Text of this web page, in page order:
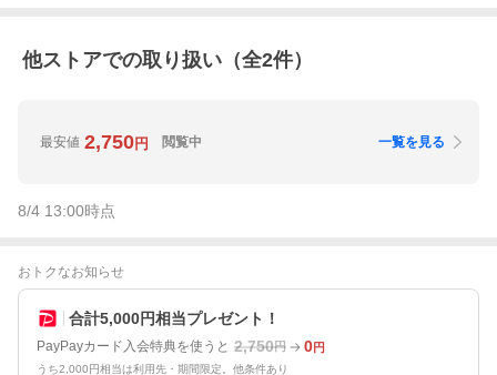
他ストアでの取り扱い（全2件）
最安値 2,750円 閲覧中 一覧を見る
8/4 13:00時点
おトクなお知らせ
合計5,000円相当プレゼント！
PayPayカード入会特典を使うと 2,750円 0円
うち2,000円相当は利用先・期間限定。他条件あり